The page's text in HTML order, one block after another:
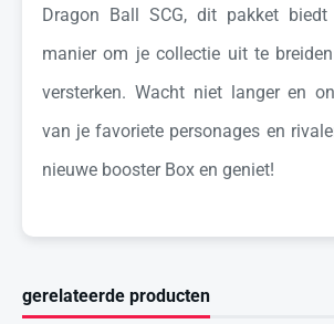
Dragon Ball SCG, dit pakket biedt
manier om je collectie uit te
versterken. Wacht niet langer en
van je favoriete personages en
nieuwe booster Box en geniet!
gerelateerde producten